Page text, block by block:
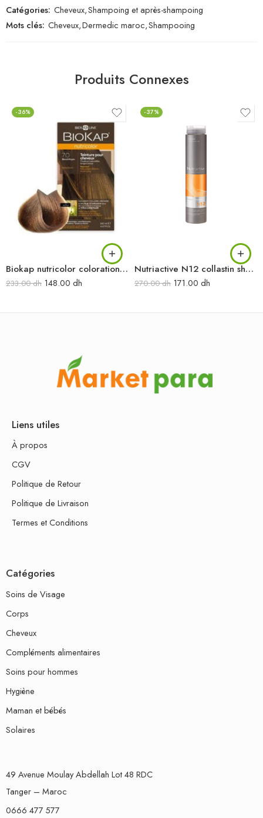
Catégories: Cheveux,Shampoing et après-shampoing
Mots clés: Cheveux,Dermedic maroc,Shampooing
Produits Connexes
-36%
Biokap nutricolor colorations naturelles 7.0 blond moyen naturel
233.00dh 148.00 dh
-37%
Nutriactive N12 collastin shampooing 250ml
270.00dh 171.00 dh
Liens utiles
À propos
CGV
Politique de Retour
Politique de Livraison
Termes et Conditions
Catégories
Soins de Visage
Corps
Cheveux
Compléments alimentaires
Soins pour hommes
Hygiène
Maman et bébés
Solaires
49 Avenue Moulay Abdellah Lot 48 RDC
Tanger – Maroc
0666 477 577